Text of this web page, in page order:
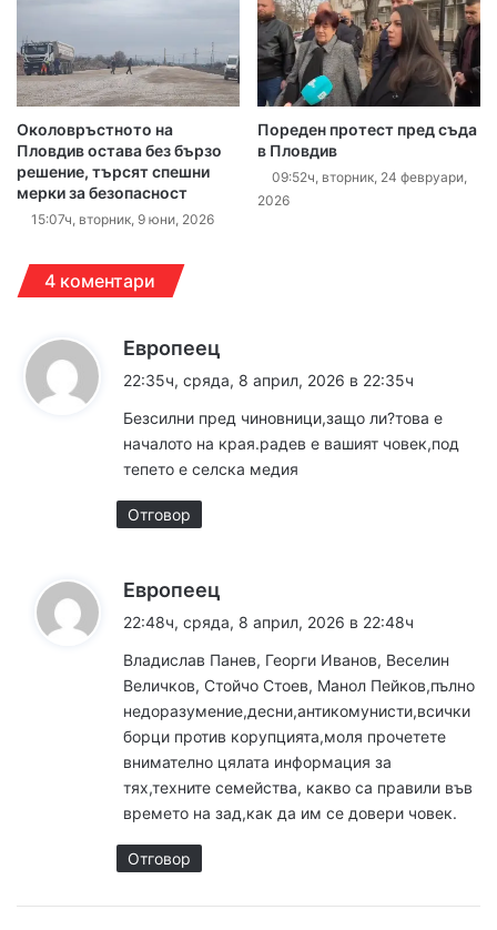
Околовръстното на
Пловдив остава без бързо
решение, търсят спешни
мерки за безопасност
15:07ч, вторник, 9 юни, 2026
Пореден протест пред съда
в Пловдив
09:52ч, вторник, 24 февруари,
2026
4 коментари
Европеец
а
:
22:35ч, сряда, 8 април, 2026 в 22:35ч
Безсилни пред чиновници,защо ли?това е
началото на края.радев е вашият човек,под
тепето е селска медия
Отговор
Европеец
а
22:48ч, сряда, 8 април, 2026 в 22:48ч
Владислав Панев, Георги Иванов, Веселин
Величков, Стойчо Стоев, Манол Пейков,пълно
недоразумение,десни,антикомунисти,всички
борци против корупцията,моля прочетете
внимателно цялата информация за
тях,техните семейства, какво са правили във
времето на зад,как да им се довери човек.
Отговор